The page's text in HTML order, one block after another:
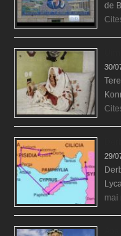
de
30/
29/
mai